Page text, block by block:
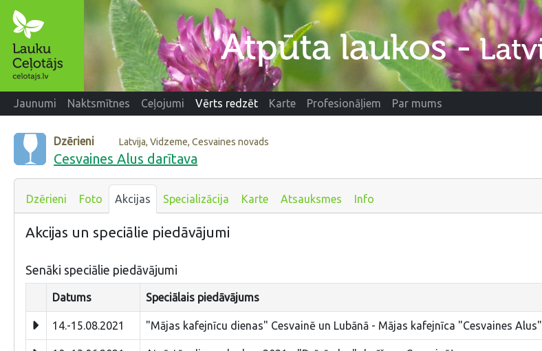
Jaunumi Naktsmītnes Ceļojumi Vērts redzēt Karte Profesionāļiem Par mums
Dzērieni Latvija, Vidzeme, Cesvaines novads
Cesvaines Alus darītava
Dzērieni Foto Akcijas Specializācija Karte Atsauksmes Info
Akcijas un speciālie piedāvājumi
Senāki speciālie piedāvājumi
Datums Speciālais piedāvājums
14.-15.08.2021 "Mājas kafejnīcu dienas" Cesvainē un Lubānā - Mājas kafejnīca "Cesvaines Alus"